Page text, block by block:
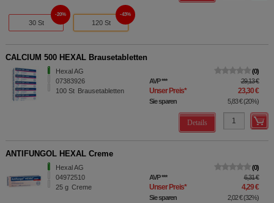
30 St
20%
120 St
43%
CALCIUM 500 HEXAL Brausetabletten
Hexal AG
07383926
100 St Brausetabletten
0
AVP*** 29,13 €
Unser Preis* 23,30 €
Sie sparen 5,83 €(20%)
Details
ANTIFUNGOL HEXAL Creme
Hexal AG
04972510
25 g Creme
0
AVP*** 6,31 €
Unser Preis* 4,29 €
Sie sparen 2,02 €(32%)